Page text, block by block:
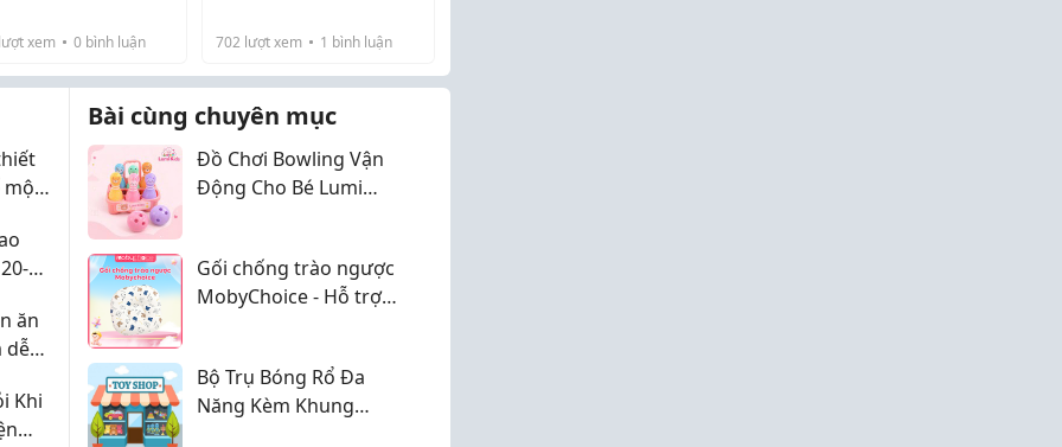
đêm thức trắng
con khóc, đến
tỉ mẩn vắt từng
lượt xem 0 bình luận
Việt Nam, chi phí hợp lý
và môi trường sống an
toàn. Tuy nhiên, đ...
702 lượt xem 1 bình luận
một
ăn
dễ
Khi
Bài cùng chuyên mục
Đồ Chơi Bowling Vận
Động Cho Bé Lumi
Gối chống trào ngược
MobyChoice - Hỗ trợ
Bộ Trụ Bóng Rổ Đa
Năng Kèm Khung